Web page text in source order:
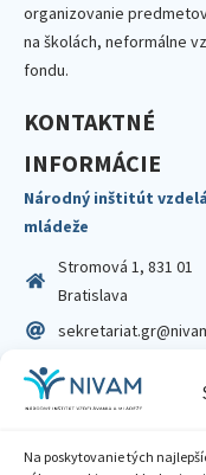
Na poskytovanie tých
organizovanie
na školách, neformálne
fondu.
KONTAKTNÉ
INFORMÁCIE
Národný inštitút
mládeže
Stromová 1, 831 01
Bratislava
IČO: 00164348
DIČ: 2020798714